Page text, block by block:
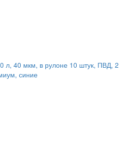
л, 40 мкм, в рулоне 10 штук, ПВД, 2
синие